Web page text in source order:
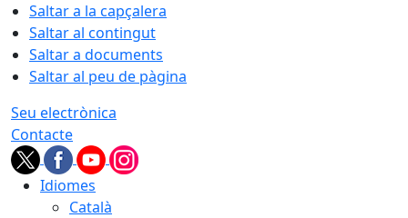
Saltar a la capçalera
Saltar al contingut
Saltar a documents
Saltar al peu de pàgina
Seu electrònica
Contacte
Idiomes
Català